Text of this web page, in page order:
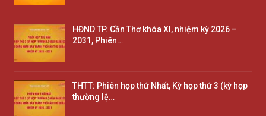
HĐND TP. Cần Thơ khóa XI, nhiệm kỳ 2026 –
2031, Phiên…
THTT: Phiên họp thứ Nhất, Kỳ họp thứ 3 (kỳ họp
thường lệ…